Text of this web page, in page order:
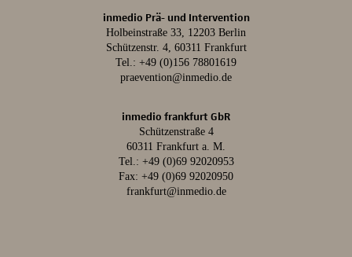
inmedio Prä- und Intervention
Holbeinstraße 33, 12203 Berlin
Schützenstr. 4, 60311 Frankfurt
Tel.: +49 (0)156 78801619
praevention@inmedio.de
inmedio frankfurt GbR
Schützenstraße 4
60311 Frankfurt a. M.
Tel.: +49 (0)69 92020953
Fax: +49 (0)69 92020950
frankfurt@inmedio.de